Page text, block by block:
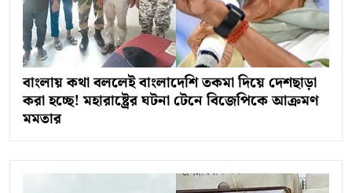
বাংলায় কথা বললেই বাংলাদেশি তকমা দিয়ে দেশছাড়া
করা হচ্ছে! মহারাষ্ট্রের ঘটনা টেনে বিজেপিকে আক্রমণ
মমতার